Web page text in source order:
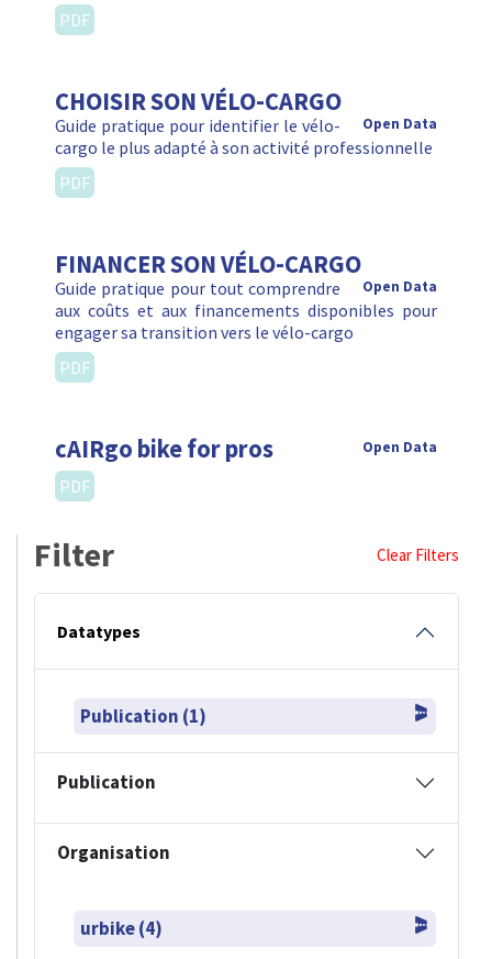
PDF
CHOISIR SON VÉLO-CARGO
Open Data
Guide pratique pour identifier le vélo-
cargo le plus adapté à son activité professionnelle
PDF
FINANCER SON VÉLO-CARGO
Open Data
Guide pratique pour tout comprendre
aux coûts et aux financements disponibles pour
engager sa transition vers le vélo-cargo
PDF
cAIRgo bike for pros Open Data
PDF
Filter Clear Filters
Datatypes
Publication (1)
Publication
Organisation
urbike (4)